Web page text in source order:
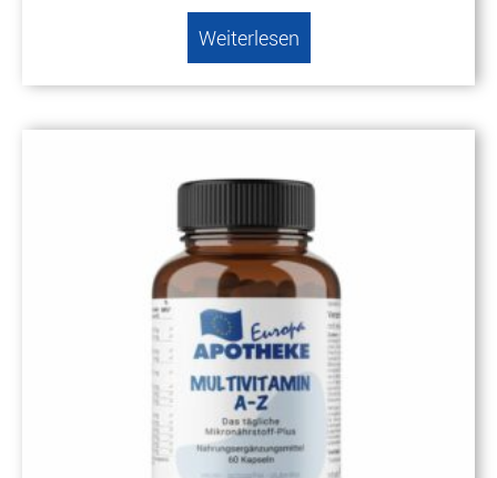
Weiterlesen